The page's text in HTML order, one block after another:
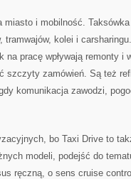
miasto i mobilność.
tramwajów, kolei i
na pracę wpływają remonty i
szczyty zamówień. Są też
komunikacja zawodzi,
bo Taxi Drive to
modeli, podejść do
ręczną, o sens cruise